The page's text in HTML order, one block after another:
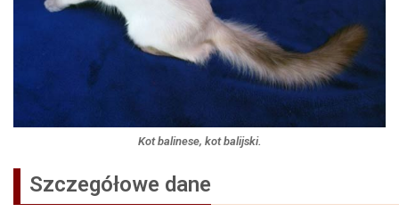
Kot balinese, kot balijski.
Szczegółowe dane